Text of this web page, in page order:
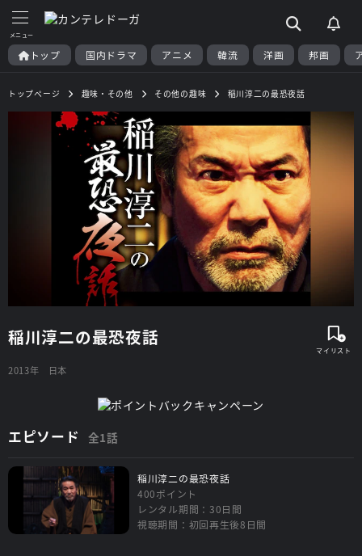
トップ 国内ドラマ アニメ 韓流 洋画 邦画
トップページ 趣味・その他 その他の趣味 稲川淳二の最恐夜話
稲川淳二の最恐夜話
2013年 日本
エピソード 全1話
稲川淳二の最恐夜話
400ポイント
レンタル期間：30日間
視聴期間：初回再生後8日間